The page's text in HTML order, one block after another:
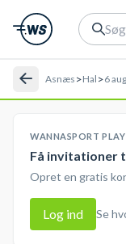
Asnæs >Hal >6
WANNASPORT PLAY
Få invitationer
Opret en gratis
Log ind Se